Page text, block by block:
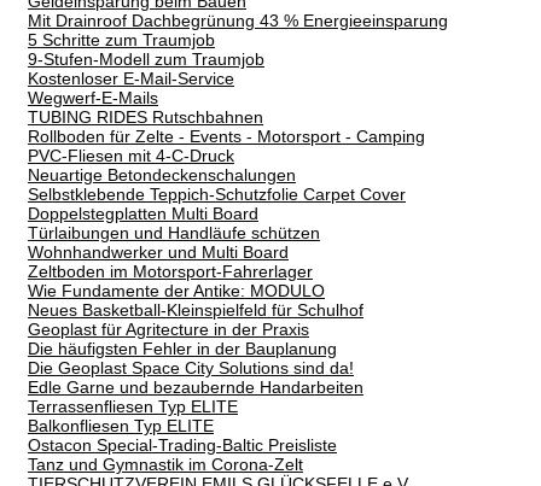
Mit Drainroof Dachbegrünung 43 % Energieeinsparung
5 Schritte zum Traumjob
9-Stufen-Modell zum Traumjob
Kostenloser E-Mail-Service
Wegwerf-E-Mails
TUBING RIDES Rutschbahnen
Rollboden für Zelte - Events - Motorsport - Camping
PVC-Fliesen mit 4-C-Druck
Neuartige Betondeckenschalungen
Selbstklebende Teppich-Schutzfolie Carpet Cover
Doppelstegplatten Multi Board
Türlaibungen und Handläufe schützen
Wohnhandwerker und Multi Board
Zeltboden im Motorsport-Fahrerlager
Wie Fundamente der Antike: MODULO
Neues Basketball-Kleinspielfeld für Schulhof
Geoplast für Agritecture in der Praxis
Die häufigsten Fehler in der Bauplanung
Die Geoplast Space City Solutions sind da!
Edle Garne und bezaubernde Handarbeiten
Terrassenfliesen Typ ELITE
Balkonfliesen Typ ELITE
Ostacon Special-Trading-Baltic Preisliste
Tanz und Gymnastik im Corona-Zelt